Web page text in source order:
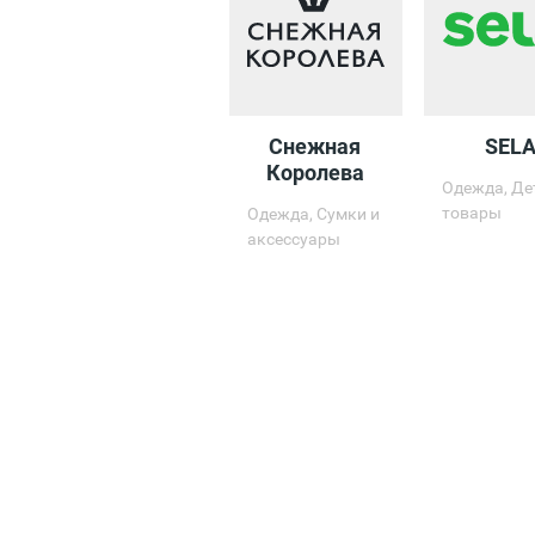
Снежная
Королева
Одежда, Сумки и
аксессуары
SELA
Одежда,
товары